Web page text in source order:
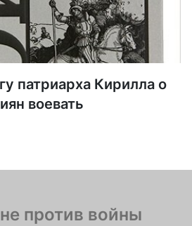
патриарха Кирилла о
воевать
против войны